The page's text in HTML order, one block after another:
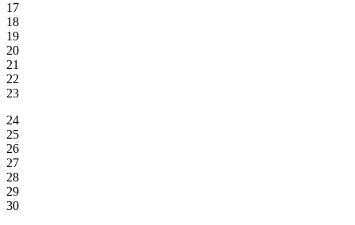
17
18
19
20
21
22
23
24
25
26
27
28
29
30